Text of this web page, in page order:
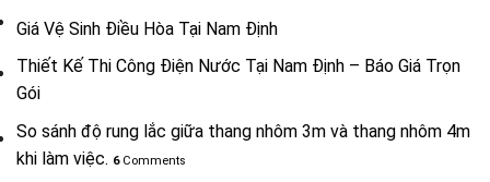
Giá Vệ Sinh Điều Hòa Tại Nam Định
Thiết Kế Thi Công Điện Nước Tại Nam Định – Báo Giá Trọn
Gói
So sánh độ rung lắc giữa thang nhôm 3m và thang nhôm 4m
khi làm việc. 6Comments